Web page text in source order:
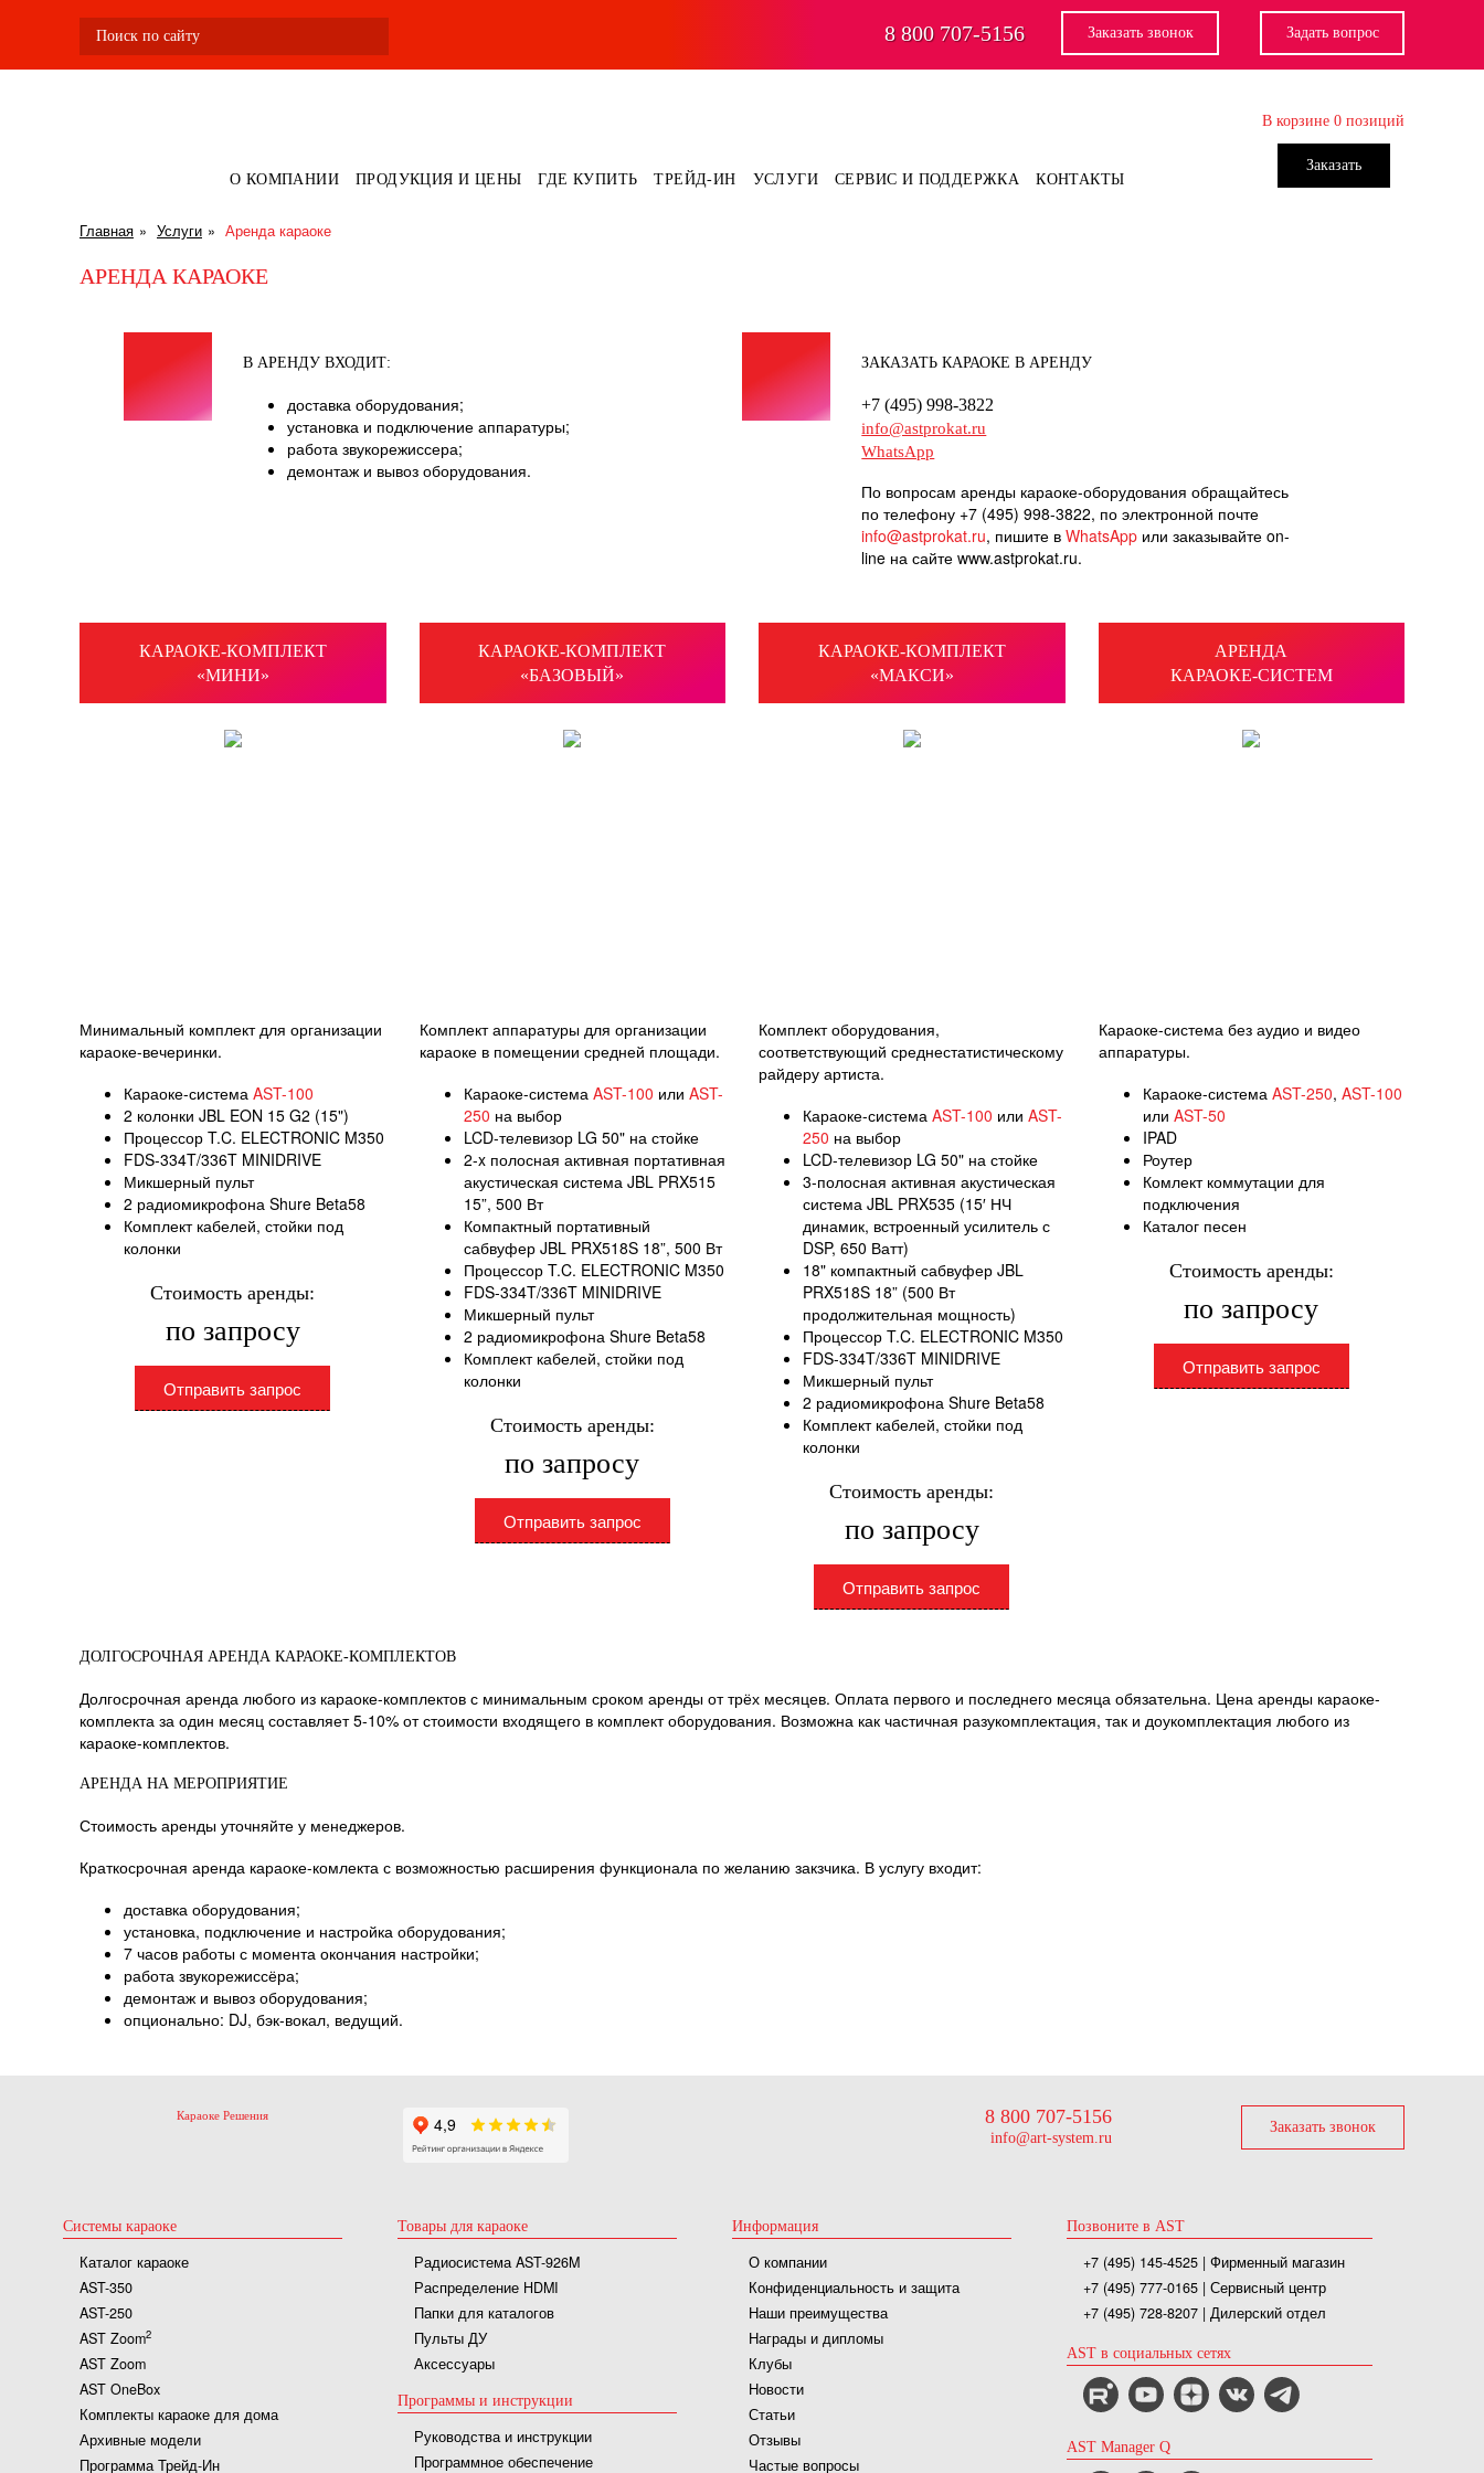
8 800 707-5156 Заказать звонок Задать вопрос
О КОМПАНИИ ПРОДУКЦИЯ И ЦЕНЫ ГДЕ КУПИТЬ ТРЕЙД-ИН УСЛУГИ СЕРВИС И ПОДДЕРЖКА КОНТАКТЫ
В корзине 0 позиций
Заказать
Главная Услуги Аренда караоке
АРЕНДА КАРАОКЕ
В АРЕНДУ ВХОДИТ:
доставка оборудования;
установка и подключение аппаратуры;
работа звукорежиссера;
демонтаж и вывоз оборудования.
ЗАКАЗАТЬ КАРАОКЕ В АРЕНДУ
+7 (495) 998-3822
info@astprokat.ru
WhatsApp
По вопросам аренды караоке-оборудования обращайтесь
по телефону +7 (495) 998-3822, по электронной почте
info@astprokat.ru, пишите вWhatsApp или заказывайте on-
line на сайте www.astprokat.ru.
КАРАОКЕ-КОМПЛЕКТ
«МИНИ»
Минимальный комплект для организации
караоке-вечеринки.
Караоке-система AST-100
2 колонки JBL EON 15 G2 (15")
Процессор T.C. ELECTRONIC M350
FDS-334T/336T MINIDRIVE
Микшерный пульт
2 радиомикрофона Shure Beta58
Комплект кабелей, стойки под
колонки
Стоимость аренды:
по запросу
Отправить запрос
КАРАОКЕ-КОМПЛЕКТ
«БАЗОВЫЙ»
Комплект аппаратуры для организации
караоке в помещении средней площади.
Караоке-система AST-100 или AST-
250 на выбор
LCD-телевизор LG 50" на стойке
2-x полосная активная портативная
акустическая система JBL PRX515
15”, 500 Вт
Компактный портативный
сабвуфер JBL PRX518S 18”, 500 Вт
Процессор T.C. ELECTRONIC M350
FDS-334T/336T MINIDRIVE
Микшерный пульт
2 радиомикрофона Shure Beta58
Комплект кабелей, стойки под
колонки
Стоимость аренды:
по запросу
Отправить запрос
КАРАОКЕ-КОМПЛЕКТ
«МАКСИ»
Комплект оборудования,
соответствующий среднестатистическому
райдеру артиста.
Караоке-система AST-100 или AST-
250 на выбор
LCD-телевизор LG 50" на стойке
3-полосная активная акустическая
система JBL PRX535 (15′ НЧ
динамик, встроенный усилитель с
DSP, 650 Ватт)
18" компактный сабвуфер JBL
PRX518S 18” (500 Вт
продолжительная мощность)
Процессор T.C. ELECTRONIC M350
FDS-334T/336T MINIDRIVE
Микшерный пульт
2 радиомикрофона Shure Beta58
Комплект кабелей, стойки под
колонки
Стоимость аренды:
по запросу
Отправить запрос
АРЕНДА
КАРАОКЕ-СИСТЕМ
Караоке-система без аудио и видео
аппаратуры.
Караоке-система AST-250, AST-100
или AST-50
IPAD
Роутер
Комлект коммутации для
подключения
Каталог песен
Стоимость аренды:
по запросу
Отправить запрос
ДОЛГОСРОЧНАЯ АРЕНДА КАРАОКЕ-КОМПЛЕКТОВ
Долгосрочная аренда любого из караоке-комплектов с минимальным сроком аренды от трёх месяцев. Оплата первого и последнего месяца обязательна. Цена аренды караоке-
комплекта за один месяц составляет 5-10% от стоимости входящего в комплект оборудования. Возможна как частичная разукомплектация, так и доукомплектация любого из
караоке-комплектов.
АРЕНДА НА МЕРОПРИЯТИЕ
Стоимость аренды уточняйте у менеджеров.
Краткосрочная аренда караоке-комлекта с возможностью расширения функционала по желанию закзчика. В услугу входит:
доставка оборудования;
установка, подключение и настройка оборудования;
7 часов работы с момента окончания настройки;
работа звукорежиссёра;
демонтаж и вывоз оборудования;
опционально: DJ, бэк-вокал, ведущий.
Караоке Решения 8 800 707-5156
info@art-system.ru
Заказать звонок
Системы караоке
Каталог караоке
AST-350
AST-250
AST Zoom2
AST Zoom
AST OneBox
Комплекты караоке для дома
Архивные модели
Программа Трейд-Ин
Товары для караоке
Радиосистема AST-926M
Распределение HDMI
Папки для каталогов
Пульты ДУ
Аксессуары
Программы и инструкции
Руководства и инструкции
Программное обеспечение
Информация
О компании
Конфиденциальность и защита
Наши преимущества
Награды и дипломы
Клубы
Новости
Статьи
Отзывы
Частые вопросы
Позвоните в AST
+7 (495) 145-4525| Фирменный магазин
+7 (495) 777-0165| Сервисный центр
+7 (495) 728-8207| Дилерский отдел
AST в социальных сетях
AST Manager Q